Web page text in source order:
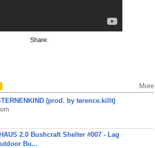
Share:
More
(prod. by terence.killt)
2.0 Bushcraft Shelter #007 - Lag
Bu...